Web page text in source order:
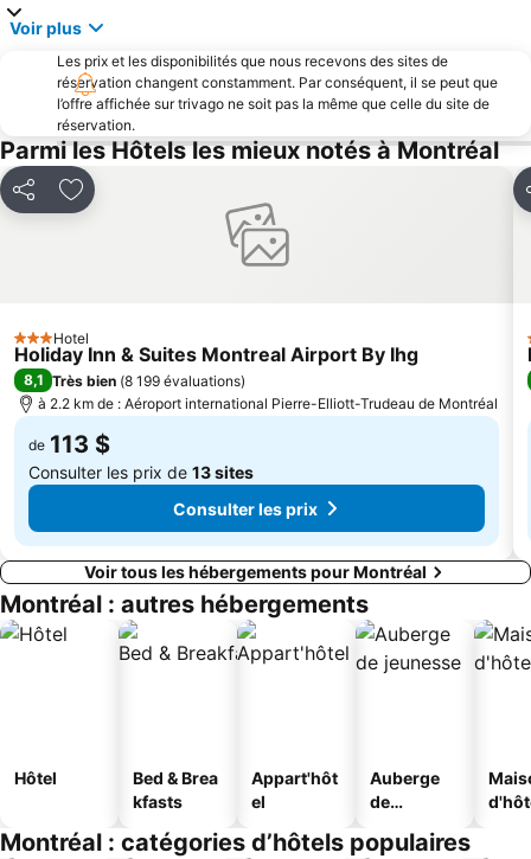
Le Centre Eaton
Hôtel de Ville de Montréal
Parc La Fontaine
Cosmodome Space Science Centre
Centre des sciences
Cathedrale Marie-Reine-du-Monde
Place Jean Paul Riopelle
Fairmount Bagel Bakery
Pointe-à-Callière Montréal Museum of Archaeology and History
Festival Juste pour Rire
Théâtre Outremont
Exporail Musée Ferroviaire Canadien
Biosphère - Musée de l'Environnement
Parc Linéaire le P'tit Train du Nord
Théâtre du Nouveau Monde
Centre Commémoratif de l'Hollocauste
Voir plus
Les prix et les disponibilités que nous recevons des sites de
réservation changent constamment. Par conséquent, il se peut que
l’offre affichée sur trivago ne soit pas la même que celle du site de
réservation.
Parmi les Hôtels les mieux notés à Montréal
PartagerAjouter à mes favoris
3 Étoiles
Hotel
Holiday Inn & Suites Montreal Airport By Ihg
8,1 Très bien (8 199 évaluations)
à 2.2 km de : Aéroport international Pierre-Elliott-Trudeau de Montréal
de 113 $
Consulter les prix de 13 sites
Consulter les prix
Voir tous les hébergements pour Montréal
Montréal : autres hébergements
Hôtel
Bed & Brea
kfasts
Appart'hôt
el
Auberge
de
Montréal : catégories d’hôtels populaires